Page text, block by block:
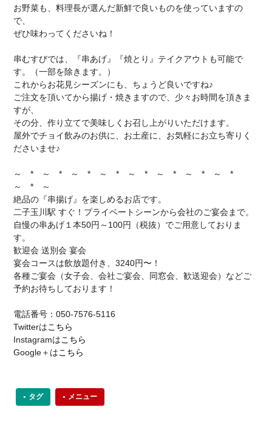
お野菜も、料理長が選んだ新鮮で良いものを使っていますの
で、
ぜひ味わってくださいね！
串むすびでは、『串あげ』『焼とり』テイクアウトも可能で
す。（一部を除きます。）
これからお花見シーズンにも、ちょうど良いですね♪
ご注文を頂いてから揚げ・焼きますので、少々お時間を頂きま
すが、
その分、作り立てで美味しくお召し上がりいただけます。
屋外でチョイ飲みのお供に、お土産に、お気軽にお立ち寄りく
ださいませ♪
～ * ～ * ～ * ～ * ～ * ～ * ～ * ～ *
～ * ～
絶品の『串揚げ』を楽しめるお店です。
二子玉川駅 すぐ！プライベートシーンから会社のご宴会まで。
自慢の串あげ１本50円～100円（税抜）でご用意しておりま
す。
歓迎会 送別会 宴会
宴会コースは飲放題付き、3240円〜！
各種ご宴会（女子会、会社ご宴会、同窓会、歓送迎会）などご
予約お待ちしております！
電話番号：050-7576-5116
Twitterはこちら
Instagramはこちら
Google＋はこちら
タグ メニュー